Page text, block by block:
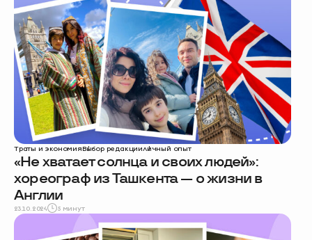
Траты и экономияВыбор редакцииличный опыт
«Не хватает солнца и своих людей»:
хореограф из Ташкента — о жизни в
Англии
23.10.2024 5 минут